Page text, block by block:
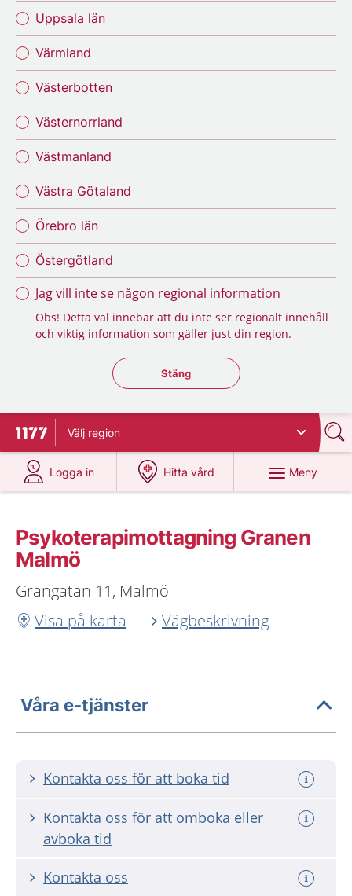
Uppsala län
Värmland
Västerbotten
Västernorrland
Västmanland
Västra Götaland
Örebro län
Östergötland
Jag vill inte se någon regional information
Obs! Detta val innebär att du inte ser regionalt innehåll
och viktig information som gäller just din region.
Stäng regionsväljaren
Stäng
Till startsidan för 1177
Välj region
Logga in
på 1177.se
Hitta vård
på 1177.se
Meny
Psykoterapimottagning Granen
Malmö
Grangatan 11, Malmö
Visa på karta
Vägbeskrivning
Våra e-tjänster
Kontakta oss för att boka tid
Kontakta oss för att omboka eller
avboka tid
Kontakta oss